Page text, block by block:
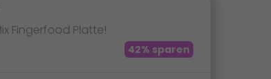
Fingerfood Platte!
42% sparen